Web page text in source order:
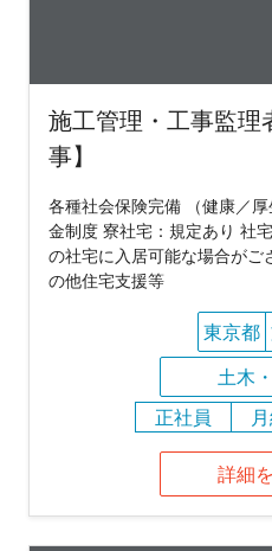
施工管理・工事監理
事】
各種社会保険完備 （健康／
金制度 寮社宅：規定あり 社
の社宅に入居可能な場合がご
の他住宅支援等
東京都
土木
正社員
詳細